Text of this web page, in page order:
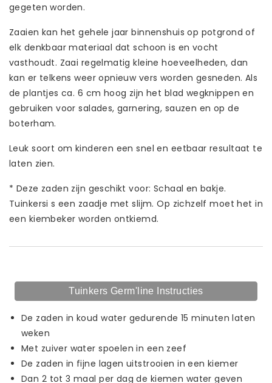
gegeten worden.
Zaaien kan het gehele jaar binnenshuis op potgrond of
elk denkbaar materiaal dat schoon is en vocht
vasthoudt. Zaai regelmatig kleine hoeveelheden, dan
kan er telkens weer opnieuw vers worden gesneden. Als
de plantjes ca. 6 cm hoog zijn het blad wegknippen en
gebruiken voor salades, garnering, sauzen en op de
boterham.
Leuk soort om kinderen een snel en eetbaar resultaat te
laten zien.
* Deze zaden zijn geschikt voor: Schaal en bakje.
Tuinkersi s een zaadje met slijm. Op zichzelf moet het in
een kiembeker worden ontkiemd.
Tuinkers Germ'line Instructies
De zaden in koud water gedurende 15 minuten laten
weken
Met zuiver water spoelen in een zeef
De zaden in fijne lagen uitstrooien in een kiemer
Dan 2 tot 3 maal per dag de kiemen water geven